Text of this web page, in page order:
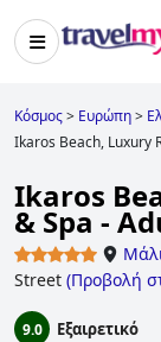
Κόσμος> Ευρώπη>
Ikaros Beach, Luxury
Ikaros
& Spa -
Street (Προβολή
9.0 Εξαιρετικό